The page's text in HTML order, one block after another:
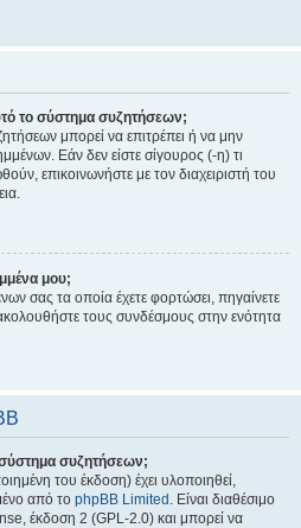
το σύστημα συζητήσεων;
μπορεί να επιτρέπει ή να μην
Εάν δεν είστε σίγουρος (-η) τι
επικοινωνήστε με τον διαχειριστή του
μου;
σας τα οποία έχετε φορτώσει, πηγαίνετε
τους συνδέσμους στην ενότητα
σύστημα συζητήσεων;
του έκδοση) έχει υλοποιηθεί,
από το phpBB Limited . Είναι διαθέσιμο
έκδοση 2 (GPL-2.0) και μπορεί να